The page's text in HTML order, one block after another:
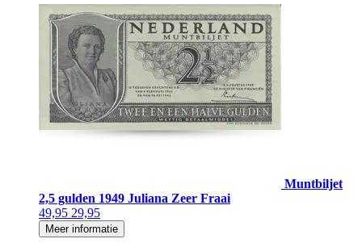
Muntbiljet
2,5 gulden 1949 Juliana Zeer Fraai
49,95 29,95
Meer informatie